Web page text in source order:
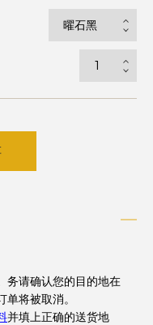
务请确认您的目的地在
将被取消。
并填上正确的送货地